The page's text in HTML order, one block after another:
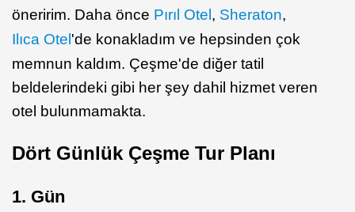
öneririm. Daha önce Pırıl Otel, Sheraton,
Ilıca Otel'de konakladım ve hepsinden çok
memnun kaldım. Çeşme'de diğer tatil
beldelerindeki gibi her şey dahil hizmet veren
otel bulunmamakta.
Dört Günlük Çeşme Tur Planı
1. Gün